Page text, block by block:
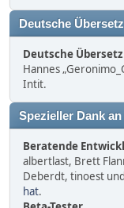
Deutsche
Deutsche
Hannes
Intit.
Spezieller Dank an
Beratende
albertlast, Brett
Deberdt, tinoest
hat.